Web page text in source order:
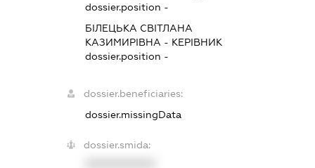
dossier.position -
БІЛЕЦЬКА СВІТЛАНА
КАЗИМИРІВНА - КЕРІВНИК
dossier.position -
dossier.beneficiaries:
dossier.missingData
dossier.smida: